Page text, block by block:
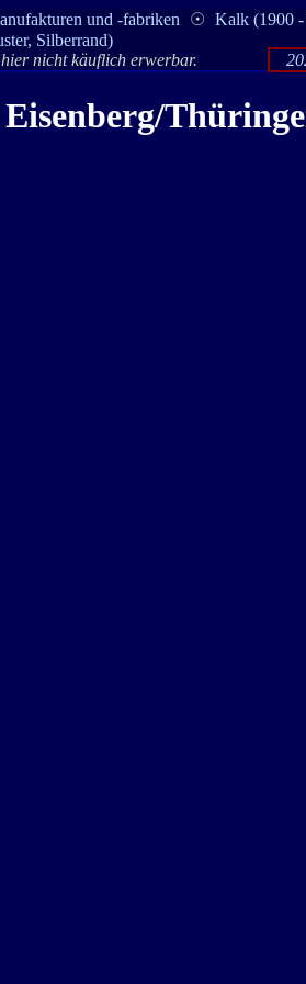
und -fabriken ☉ Kalk (1900
Silberrand)
nicht käuflich erwerbar.
Eisenberg/